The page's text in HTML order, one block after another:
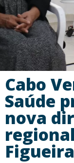
Cabo
Saúde
nova
Figueira